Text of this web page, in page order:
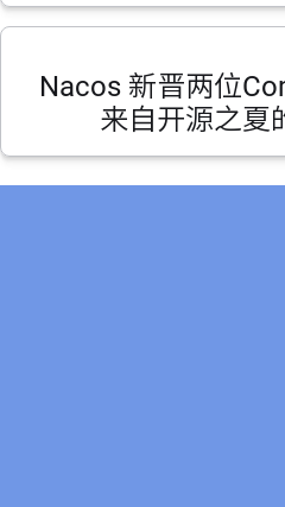
Nacos 新晋两位
来自开源之夏